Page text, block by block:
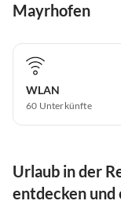
Mayrhofen
WLAN
60 Unterkünfte
Urlaub in der
entdecken und